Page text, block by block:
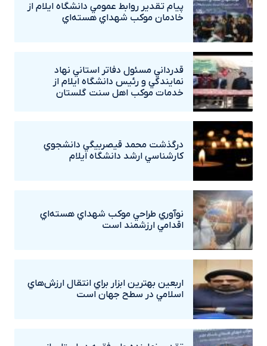
پيام تقدير روابط عمومي دانشگاه ايلام از
خادمان موکب شهداي هسته‌اي
قدرداني مسئول دفاتر استاني نهاد
نمايندگي و رئيس دانشگاه ايلام از
خدمات موکب اهل سنت گلستان
درگذشت محمد قيصربيگي دانشجوي
کارشناسي ارشد دانشگاه ايلام
نوآوري طراحي موکب شهداي هسته‌اي
اقدامي ارزشمند است
اربعين بهترين ابزار براي انتقال ارزش‌هاي
اسلامي در سطح جهان است